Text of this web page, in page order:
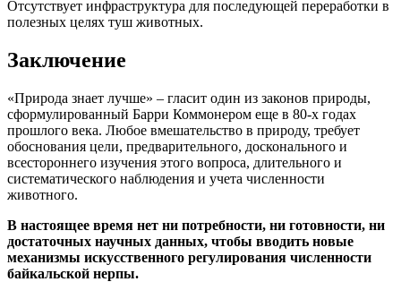
Отсутствует инфраструктура для последующей переработки в
полезных целях туш животных.
Заключение
«Природа знает лучше» – гласит один из законов природы,
сформулированный Барри Коммонером еще в 80-х годах
прошлого века. Любое вмешательство в природу, требует
обоснования цели, предварительного, досконального и
всестороннего изучения этого вопроса, длительного и
систематического наблюдения и учета численности
животного.
В настоящее время нет ни потребности, ни готовности, ни
достаточных научных данных, чтобы вводить новые
механизмы искусственного регулирования численности
байкальской нерпы.